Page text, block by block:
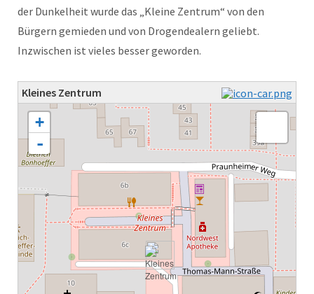
der Dunkelheit wurde das „Kleine Zentrum“ von den
Bürgern gemieden und von Drogendealern geliebt.
Inzwischen ist vieles besser geworden.
Kleines Zentrum
Karte wird geladen - bitte warten...
+
-